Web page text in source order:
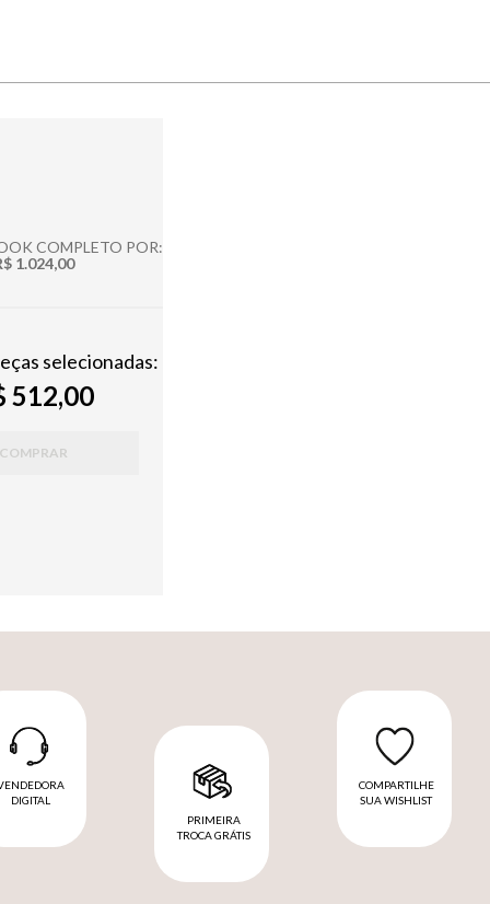
COMPLETO POR:
1.024,00
selecionadas:
512,00
COMPRAR
DIGITAL
PRIMEIRA
TROCA GRÁTIS
COMPARTILHE
SUA WISHLIST